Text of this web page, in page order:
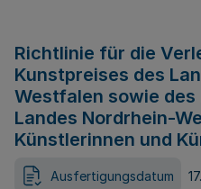
Richtlinie für die
Kunstpreises des
Westfalen sowie des
Landes Nordrhein-
Künstlerinnen und
Ausfertigungsdatum